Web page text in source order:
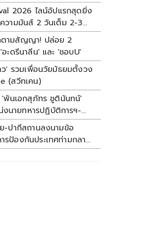
2026 ไลน์อัปแรกสุดยิ่ง
วามมันส์ 2 วันเต็ม 2-3
ตามสัญญา! ปล่อย 2
ะดรีนาลีน' และ 'ชอบU'
ว' รวมเพื่อนวัยมัธยมตั้งวง
(สวีทเคน)
'พันเอกสุภัทร ชูตินันทน์'
งนายทหารปฏิบัติการฯ-
ยศ 'พลตรี'
-ปากีสถานลงนามข้อ
รป้องกันประเทศท่ามกลาง
มิภาค